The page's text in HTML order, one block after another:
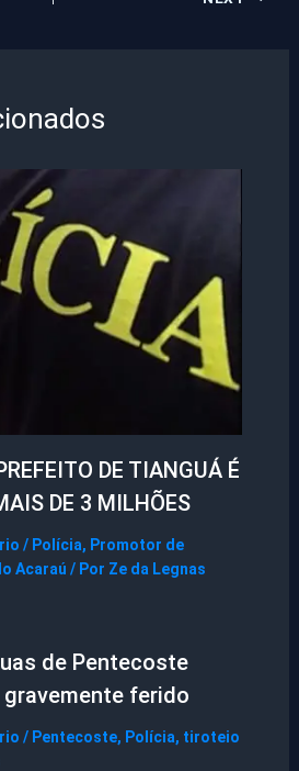
DE TIANGUÁ É
DE 3 MILHÕES
/ Polícia, Promotor de
Acaraú / Por Ze da Legnas
de Pentecoste
ferido
/ Pentecoste, Polícia, tiroteio